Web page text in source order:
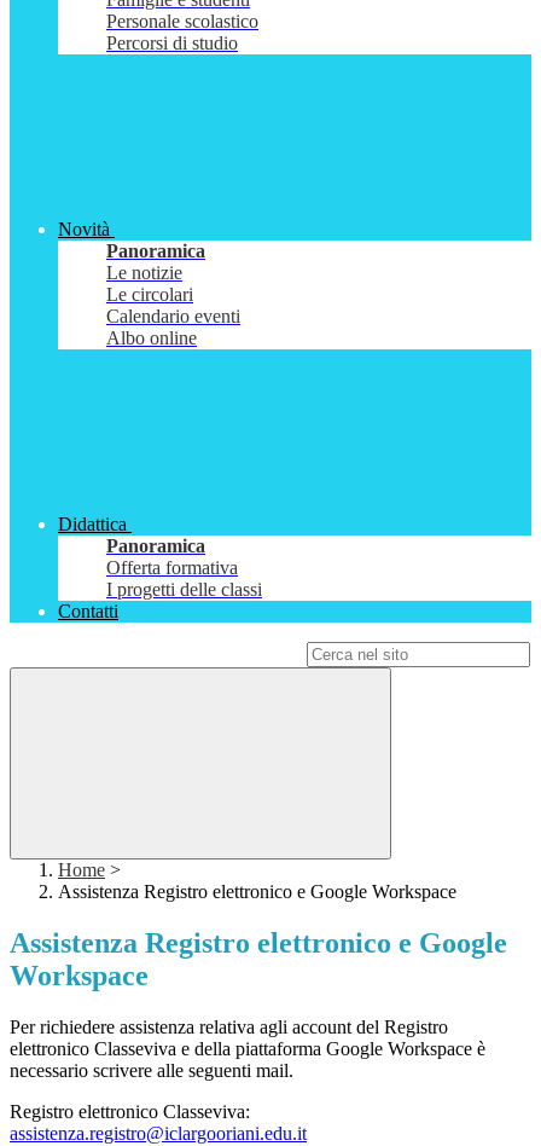
Personale scolastico
Percorsi di studio
Novità
Panoramica
Le notizie
Le circolari
Calendario eventi
Albo online
Didattica
Panoramica
Offerta formativa
I progetti delle classi
Contatti
Home >
Assistenza Registro elettronico e Google Workspace
Assistenza Registro elettronico e Google
Workspace
Per richiedere assistenza relativa agli account del Registro
elettronico Classeviva e della piattaforma Google Workspace è
necessario scrivere alle seguenti mail.
Registro elettronico Classeviva:
assistenza.registro@iclargooriani.edu.it